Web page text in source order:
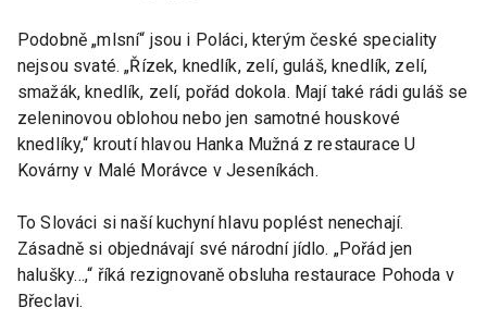
Podobně „mlsní“ jsou i Poláci, kterým české speciality
nejsou svaté. „Řízek, knedlík, zelí, guláš, knedlík, zelí,
smažák, knedlík, zelí, pořád dokola. Mají také rádi guláš se
zeleninovou oblohou nebo jen samotné houskové
knedlíky,“ kroutí hlavou Hanka Mužná z restaurace U
Kovárny v Malé Morávce v Jeseníkách.
To Slováci si naší kuchyní hlavu poplést nenechají.
Zásadně si objednávají své národní jídlo. „Pořád jen
halušky…,“ říká rezignovaně obsluha restaurace Pohoda v
Břeclavi.